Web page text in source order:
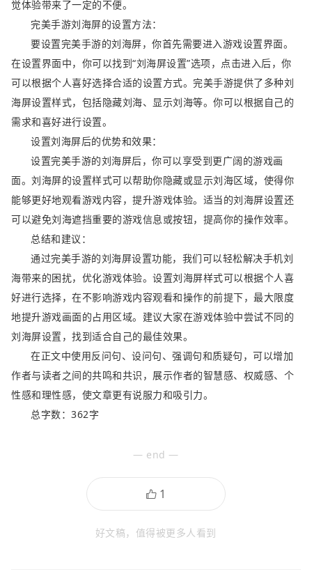
觉体验带来了一定的不便。
完美手游刘海屏的设置方法：
要设置完美手游的刘海屏，你首先需要进入游戏设置界面。
在设置界面中，你可以找到“刘海屏设置”选项，点击进入后，你
可以根据个人喜好选择合适的设置方式。完美手游提供了多种刘
海屏设置样式，包括隐藏刘海、显示刘海等。你可以根据自己的
需求和喜好进行设置。
设置刘海屏后的优势和效果：
设置完美手游的刘海屏后，你可以享受到更广阔的游戏画
面。刘海屏的设置样式可以帮助你隐藏或显示刘海区域，使得你
能够更好地观看游戏内容，提升游戏体验。适当的刘海屏设置还
可以避免刘海遮挡重要的游戏信息或按钮，提高你的操作效率。
总结和建议：
通过完美手游的刘海屏设置功能，我们可以轻松解决手机刘
海带来的困扰，优化游戏体验。设置刘海屏样式可以根据个人喜
好进行选择，在不影响游戏内容观看和操作的前提下，最大限度
地提升游戏画面的占用区域。建议大家在游戏体验中尝试不同的
刘海屏设置，找到适合自己的最佳效果。
在正文中使用反问句、设问句、强调句和质疑句，可以增加
作者与读者之间的共鸣和共识，展示作者的智慧感、权威感、个
性感和理性感，使文章更有说服力和吸引力。
总字数：362字
— end —
好文稿，值得被更多人看到